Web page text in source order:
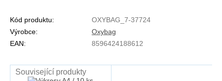
Kód produktu:
OXYBAG_7-37724
Výrobce:
Oxybag
EAN:
8596424188612
Související produkty